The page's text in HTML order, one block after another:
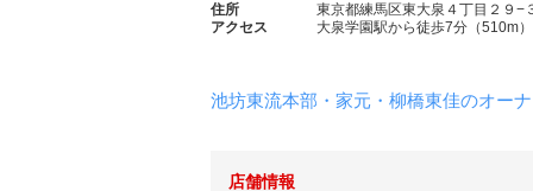
住所
東京都練馬区東大泉４丁目２９−
アクセス
大泉学園駅から徒歩7分（510m）
池坊東流本部・家元・柳橋東佳のオー
店舗情報